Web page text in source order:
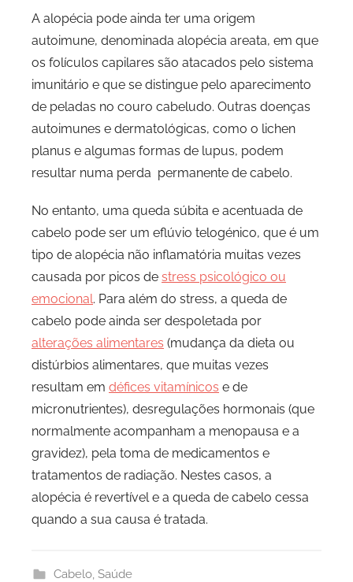
A alopécia pode ainda ter uma origem
autoimune, denominada alopécia areata, em que
os folículos capilares são atacados pelo sistema
imunitário e que se distingue pelo aparecimento
de peladas no couro cabeludo. Outras doenças
autoimunes e dermatológicas, como o lichen
planus e algumas formas de lupus, podem
resultar numa perda permanente de cabelo.
No entanto, uma queda súbita e acentuada de
cabelo pode ser um eflúvio telogénico, que é um
tipo de alopécia não inflamatória muitas vezes
causada por picos de stress psicológico ou
emocional. Para além do stress, a queda de
cabelo pode ainda ser despoletada por
alterações alimentares (mudança da dieta ou
distúrbios alimentares, que muitas vezes
resultam em défices vitamínicos e de
micronutrientes), desregulações hormonais (que
normalmente acompanham a menopausa e a
gravidez), pela toma de medicamentos e
tratamentos de radiação. Nestes casos, a
alopécia é revertível e a queda de cabelo cessa
quando a sua causa é tratada.
Cabelo, Saúde